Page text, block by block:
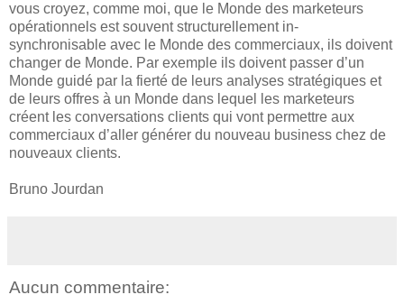
vous croyez, comme moi, que le Monde des marketeurs
opérationnels est souvent structurellement in-
synchronisable avec le Monde des commerciaux, ils doivent
changer de Monde. Par exemple ils doivent passer d’un
Monde guidé par la fierté de leurs analyses stratégiques et
de leurs offres à un Monde dans lequel les marketeurs
créent les conversations clients qui vont permettre aux
commerciaux d’aller générer du nouveau business chez de
nouveaux clients.
Bruno Jourdan
Aucun commentaire: